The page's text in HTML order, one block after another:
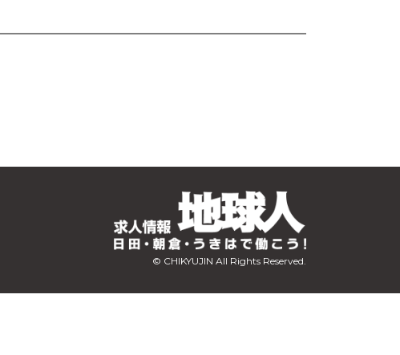
© CHIKYUJIN All Rights Reserved.